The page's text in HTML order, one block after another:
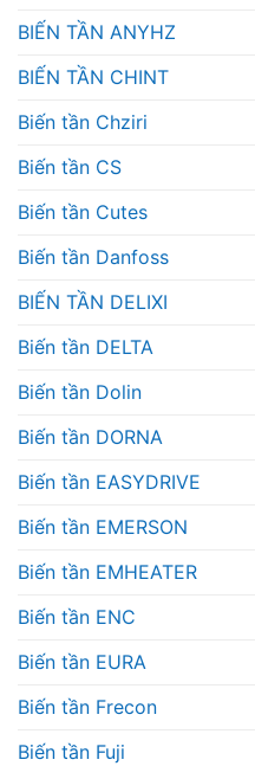
BIẾN TẦN ANYHZ
BIẾN TẦN CHINT
Biến tần Chziri
Biến tần CS
Biến tần Cutes
Biến tần Danfoss
BIẾN TẦN DELIXI
Biến tần DELTA
Biến tần Dolin
Biến tần DORNA
Biến tần EASYDRIVE
Biến tần EMERSON
Biến tần EMHEATER
Biến tần ENC
Biến tần EURA
Biến tần Frecon
Biến tần Fuji